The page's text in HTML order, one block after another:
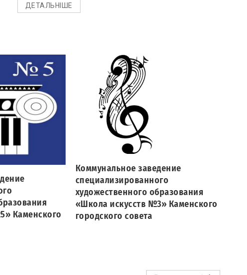
ДЕТАЛЬНІШЕ
Каменского
Коммунальное заведение
специализированного
художественного образования
«Школа искусств №3» Каменского
городского совета